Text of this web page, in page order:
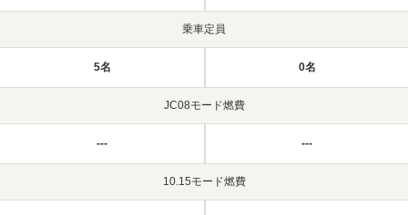
乗車定員
5名 0名
JC08モード燃費
--- ---
10.15モード燃費